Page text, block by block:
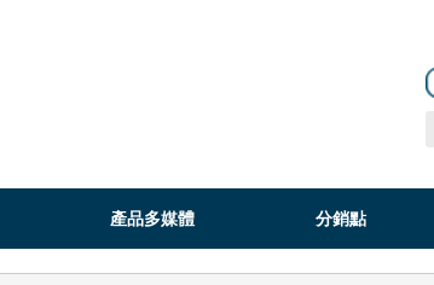
產品多媒體 分銷點